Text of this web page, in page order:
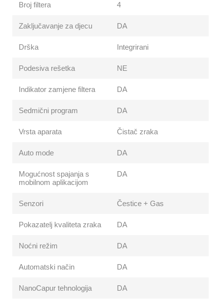
Broj filtera 4
Zaključavanje za djecu DA
Drška Integrirani
Podesiva rešetka NE
Indikator zamjene filtera DA
Sedmični program DA
Vrsta aparata Čistač zraka
Auto mode DA
Mogućnost spajanja s
mobilnom aplikacijom
DA
Senzori Čestice + Gas
Pokazatelj kvaliteta zraka DA
Noćni režim DA
Automatski način DA
NanoCapur tehnologija DA